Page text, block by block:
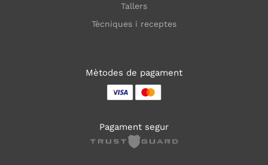
Tallers
Tècniques i receptes
Mètodes de pagament
Pagament segur